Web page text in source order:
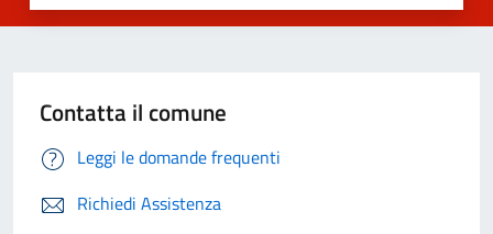
Contatta il comune
Leggi le domande frequenti
Richiedi Assistenza